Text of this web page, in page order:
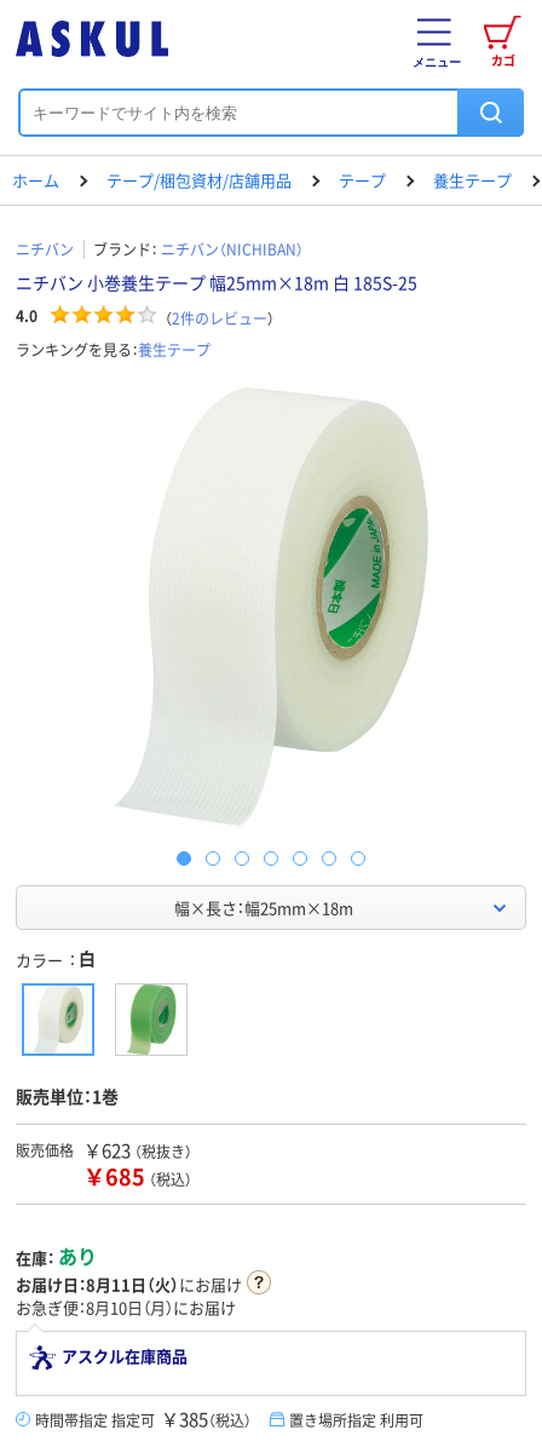
カゴ
メニュー
ホーム テープ/梱包資材/店舗用品 テープ 養生テープ
ニチバン ブランド： ニチバン（NICHIBAN）
ニチバン 小巻養生テープ 幅25mm×18m 白 185S-25
4.0 （2件のレビュー）
ランキングを見る：養生テープ
幅×長さ：幅25mm×18m
カラー 白
販売単位：1巻
販売価格 ￥623 （税抜き）
￥685 （税込）
在庫： あり
お届け日：8月11日（火）にお届け
お急ぎ便：8月10日（月）にお届け
アスクル在庫商品
時間帯指定 指定可 ￥385（税込） 置き場所指定 利用可